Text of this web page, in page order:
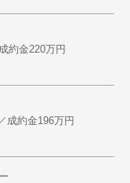
約金220万円
成約金196万円